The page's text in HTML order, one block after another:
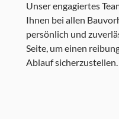
Unser engagiertes
Ihnen bei allen
persönlich und
Seite, um einen
Ablauf sicherzustellen.